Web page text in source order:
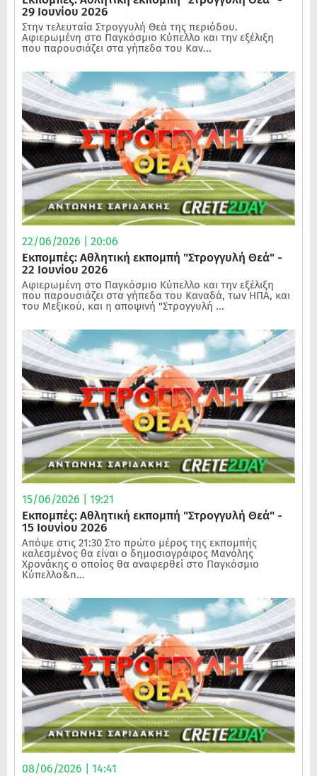
29 Ιουνίου 2026
Στην τελευταία Στρογγυλή Θεά της περιόδου.
Αφιερωμένη στο Παγκόσμιο Κύπελλο και την εξέλιξη
που παρουσιάζει στα γήπεδα του Καν...
22/06/2026 | 20:06
Εκπομπές: Αθλητική εκπομπή "Στρογγυλή Θεά" -
22 Ιουνίου 2026
Αφιερωμένη στο Παγκόσμιο Κύπελλο και την εξέλιξη
που παρουσιάζει στα γήπεδα του Καναδά, των ΗΠΑ, και
του Μεξικού, και η αποψινή "Στρογγυλή ...
15/06/2026 | 19:21
Εκπομπές: Αθλητική εκπομπή "Στρογγυλή Θεά" -
15 Ιουνίου 2026
Απόψε στις 21:30 Στο πρώτο μέρος της εκπομπής
καλεσμένος θα είναι ο δημοσιογράφος Μανόλης
Χρονάκης ο οποίος θα αναφερθεί στο Παγκόσμιο
Κύπελλο&n...
08/06/2026 | 14:41